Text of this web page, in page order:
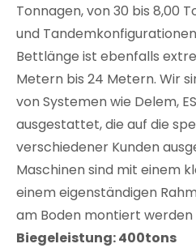
Tonnagen, von 30 bis 8,00
und
Bettlänge ist ebenfalls
Metern bis 24 Metern. Wir
von Systemen wie Delem,
ausgestattet, die auf die
verschiedener Kunden
Maschinen sind mit einem
einem eigenständigen
am Boden montiert werden
Biegeleistung: 400tons